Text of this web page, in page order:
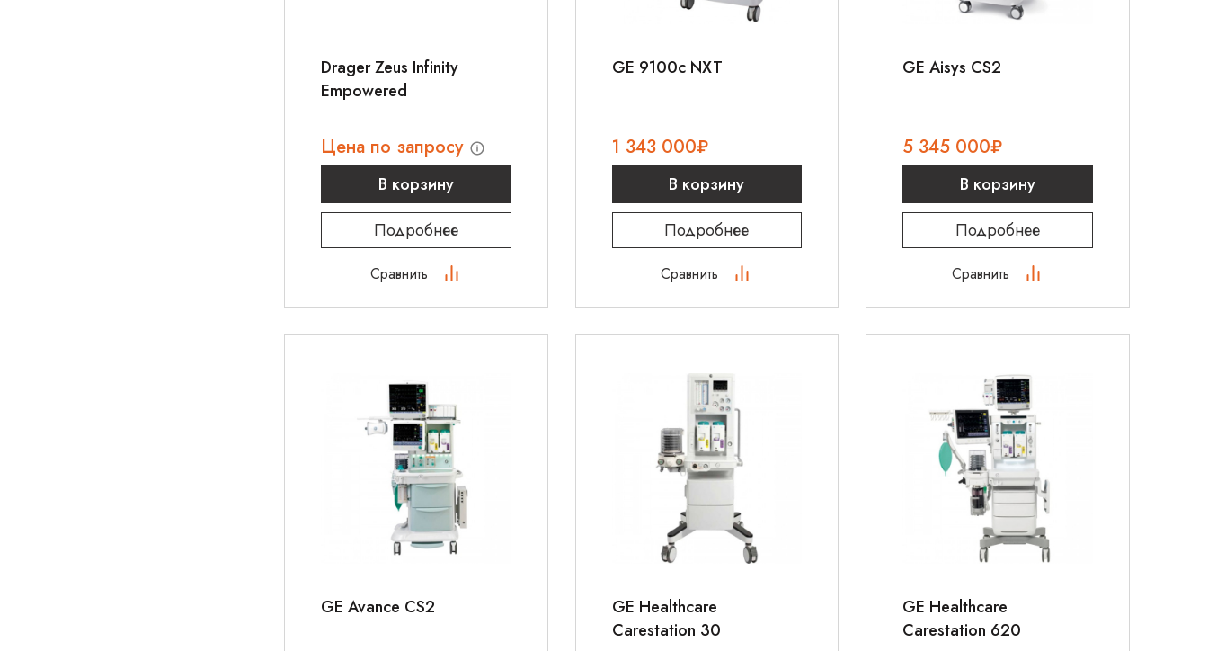
Drager Zeus Infinity
Empowered
Цена по запросу
В корзину
Подробнее
Сравнить
GE 9100c NXT
1 343 000₽
В корзину
Подробнее
Сравнить
GE Aisys CS2
5 345 000₽
В корзину
Подробнее
Сравнить
GE Avance CS2
GE Healthcare
Carestation 30
GE Healthcare
Carestation 620